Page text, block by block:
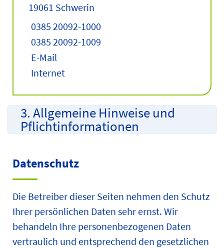
19061 Schwerin
0385 20092-1000
0385 20092-1009
E-Mail
Internet
3. Allgemeine Hinweise und
Pflicht­informationen
Datenschutz
Die Betreiber dieser Seiten nehmen den Schutz
Ihrer persönlichen Daten sehr ernst. Wir
behandeln Ihre personenbezogenen Daten
vertraulich und entsprechend den gesetzlichen